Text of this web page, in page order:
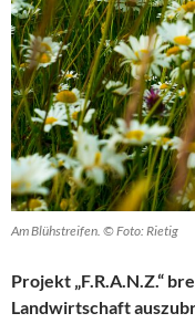
Am Blühstreifen. © Foto: Rietig
Projekt „F.R.A.N.Z.“
Landwirtschaft